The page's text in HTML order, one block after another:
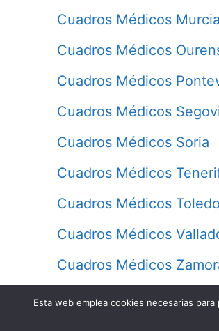
Cuadros Médicos Murcia
Cuadros Médicos
Cuadros Médicos
Cuadros Médicos
Cuadros Médicos Soria
Cuadros Médicos
Cuadros Médicos Toledo
Cuadros Médicos
Cuadros Médicos
Esta web emplea cookies necesarias